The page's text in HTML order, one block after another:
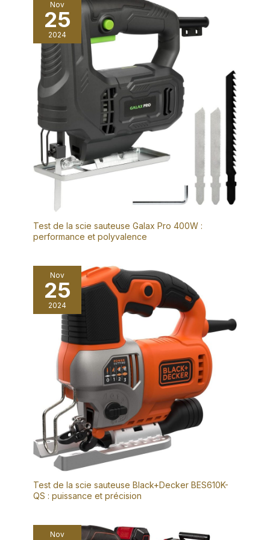
Nov
25
2024
Test de la scie sauteuse Galax Pro 400W :
performance et polyvalence
Nov
25
2024
Test de la scie sauteuse Black+Decker BES610K-
QS : puissance et précision
Nov